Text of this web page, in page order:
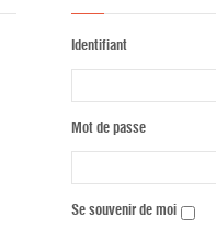
Identifiant
Mot de passe
Se souvenir de moi